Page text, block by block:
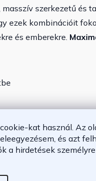
kat használ. Az
és azt
a hirdetések személyre
szerkezetű és
ezek kombinációit
és emberekre.
és sok máshoz
vezérlőkarral